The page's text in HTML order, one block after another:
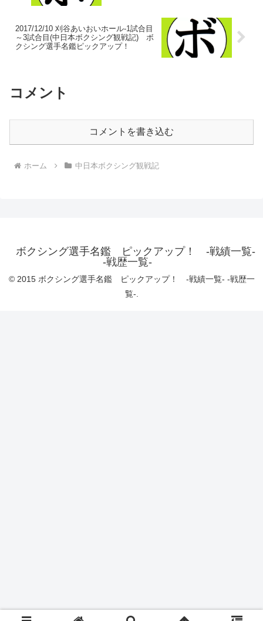
2017/12/10 刈谷あいおいホール-1試合目
～3試合目(中日本ボクシング観戦記) ボ
クシング選手名鑑ピックアップ！
コメント
コメントを書き込む
ホーム 中日本ボクシング観戦記
ボクシング選手名鑑 ピックアップ！ -戦績一覧-
-戦歴一覧-
© 2015 ボクシング選手名鑑 ピックアップ！ -戦績一覧- -戦歴一
覧-.